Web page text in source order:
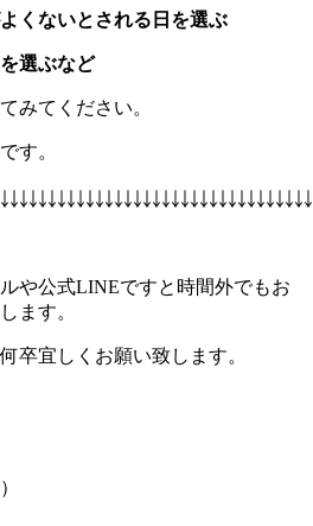
くないとされる日を選ぶ
選ぶなど
みてください。
す。
￬￬￬￬￬￬￬￬￬￬￬￬￬￬￬￬￬￬￬￬￬￬￬￬￬￬￬￬￬￬￬
や公式LINEですと時間外でもお
ます。
卒宜しくお願い致します。